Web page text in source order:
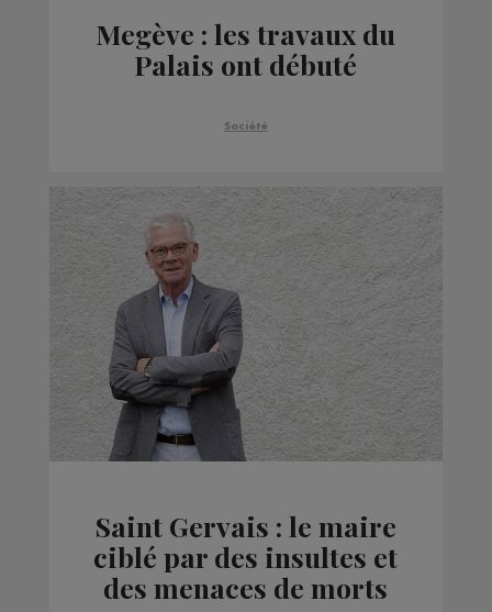
Megève : les travaux du
Palais ont débuté
Société
Saint Gervais : le maire
ciblé par des insultes et
des menaces de morts